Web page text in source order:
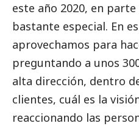
este año 2020, en
bastante especial. En
aprovechamos para
preguntando a unos
alta dirección, dentro
clientes, cuál es la
reaccionando las